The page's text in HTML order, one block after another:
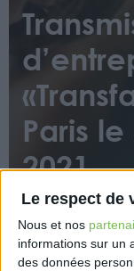
Le respect de
Nous et nos
informations sur un
des données
Paris
2021